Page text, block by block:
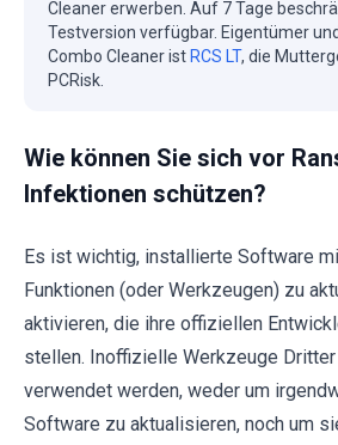
Cleaner erwerben. Auf 7 Tage
Testversion verfügbar. Eigentümer
Combo Cleaner ist RCS LT, die
PCRisk.
Wie können Sie sich vor
Infektionen schützen?
Es ist wichtig, installierte Software
Funktionen (oder Werkzeugen) zu
aktivieren, die ihre offiziellen
stellen. Inoffizielle Werkzeuge
verwendet werden, weder um
Software zu aktualisieren, noch um